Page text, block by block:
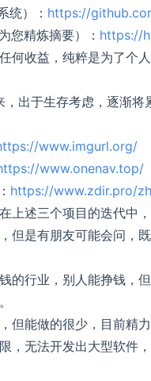
统）： https://
您精炼摘要）： https://
何收益，纯粹是为了个人
出于生存考虑，逐渐
www.imgurl.org/
www.onenav.top/
https://www.zdir.pro/
上述三个项目的迭代中
但是有朋友可能会问，
的行业，别人能挣钱，
但能做的很少，目前精
，无法开发出大型软件